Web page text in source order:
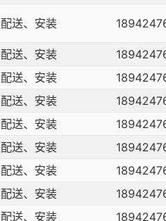
配送、安装
配送、安装
配送、安装
配送、安装
配送、安装
配送、安装
配送、安装
配送、安装
配送、安装